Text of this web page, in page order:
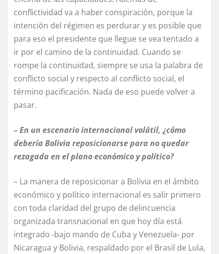
conflictividad va a haber conspiración, porque la
intención del régimen es perdurar y es posible que
para eso el presidente que llegue se vea tentado a
ir por el camino de la continuidad. Cuando se
rompe la continuidad, siempre se usa la palabra de
conflicto social y respecto al conflicto social, el
término pacificación. Nada de eso puede volver a
pasar.
– En un escenario internacional volátil, ¿cómo
debería Bolivia reposicionarse para no quedar
rezagada en el plano económico y político?
– La manera de reposicionar a Bolivia en el ámbito
económico y político internacional es salir primero
con toda claridad del grupo de delincuencia
organizada transnacional en que hoy día está
integrado -bajo mando de Cuba y Venezuela- por
Nicaragua y Bolivia, respaldado por el Brasil de Lula,